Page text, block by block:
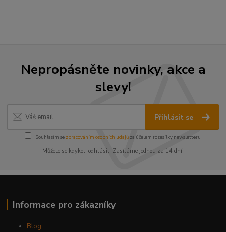
Nepropásněte novinky, akce a
slevy!
Přihlásit se
Souhlasím se zpracováním osobních údajůza účelem rozesílky newsletteru.
Můžete se kdykoli odhlásit. Zasíláme jednou za 14 dní.
Informace pro zákazníky
Blog